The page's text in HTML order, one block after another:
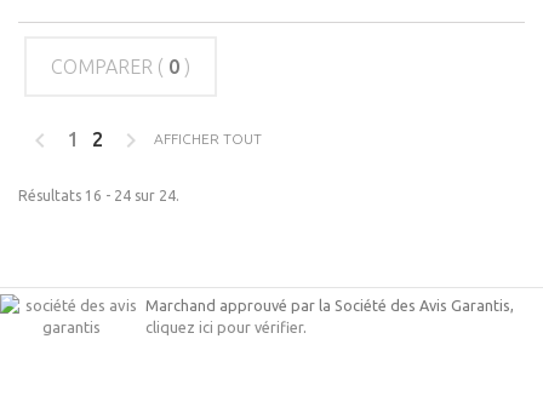
COMPARER ( 0 )
AFFICHER TOUT
1 2
Résultats 16 - 24 sur 24.
Marchand approuvé par la Société des Avis Garantis,
cliquez ici pour vérifier.